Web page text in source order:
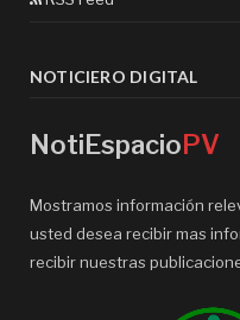
NOTICIERO DIGITAL
NotiEspacioPV
Mostramos información
usted desea recibir mas
recibir nuestras